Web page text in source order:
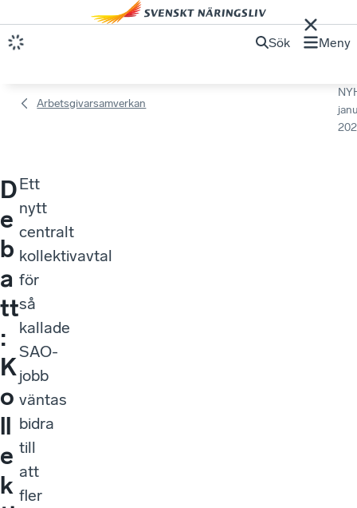
Sök Meny
Arbetsgivarsamverkan
D
e
b
a
tt
:
K
o
ll
e
k
Ett
nytt
centralt
kollektivavtal
för
så
kallade
SAO-
jobb
väntas
bidra
till
att
fler